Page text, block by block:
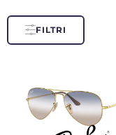
FILTRI